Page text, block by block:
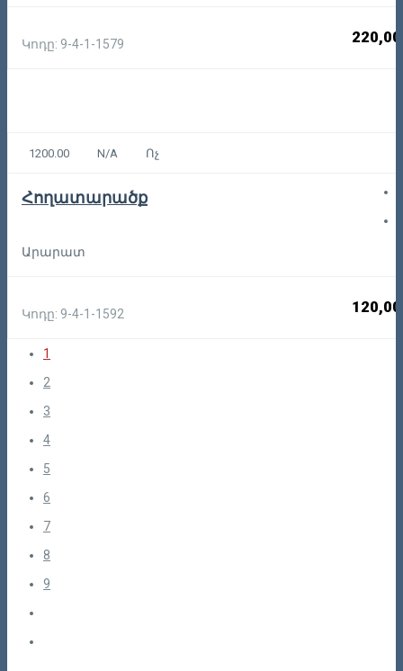
Կոդը: 9-4-1-1579
1200.00 N/A Ոչ
Հողատարածք
Արարատ
Կոդը: 9-4-1-1592
1
2
3
4
5
6
7
8
9